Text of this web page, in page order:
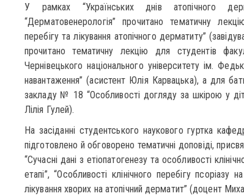
У рамках “Українських днів атопічного
“Дерматовенерологія” прочитано тематичну
перебігу та лікування атопічного дерматиту”
прочитано тематичну лекцію для студентів
Чернівецького національного університету ім.
навантаження” (асистент Юлія Карвацька), а для
закладу № 18 “Особливості догляду за шкірою у
Лілія Гулей).
На засіданні студентського наукового гуртка
підготовлено й обговорено тематичні доповіді,
“Сучасні дані з етіопатогенезу та особливості
етапі”, “Особливості клінічного перебігу
лікування хворих на атопічний дерматит” (доцент